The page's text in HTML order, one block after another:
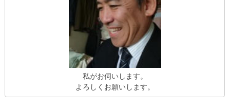
私がお伺いします。
よろしくお願いします。